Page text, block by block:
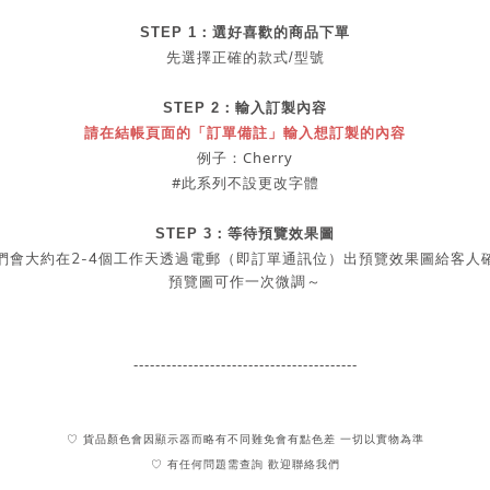
STEP 1： 選好喜歡的商品下單
先選擇正確的款式/型號
STEP 2： 輸入訂製內容
請在結帳頁面的「訂單備註」輸入想訂製的內容
例子：Cherry
#此系列不設更改字體
STEP 3：等待預覽效果圖
會大約在2-4個工作天透過電郵（即訂單通訊位）出預覽效果圖給客人
預覽圖可作一次微調～
-----------------------------------------
♡ 貨品顏色會因顯示器而略有不同難免會有點色差 一切以實物為準
♡ 有任何問題需查詢 歡迎聯絡我們